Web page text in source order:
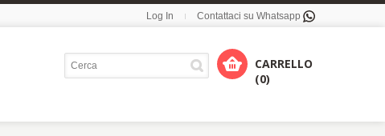
Log In Contattaci su Whatsapp
CARRELLO
(0)